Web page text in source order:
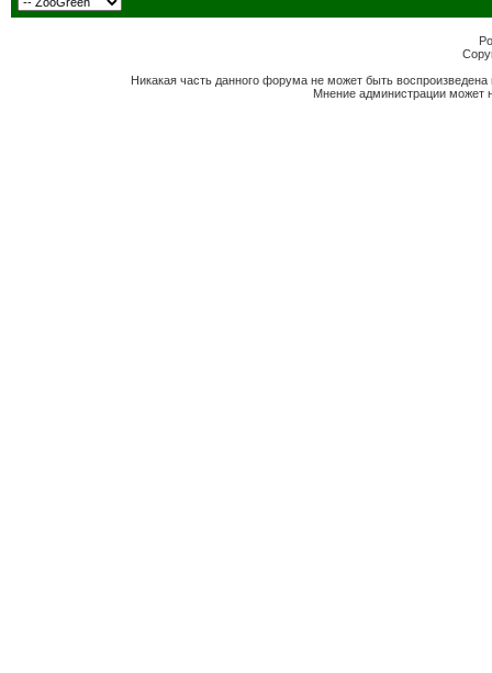
Никакая часть данного форума не может быть
Мнение администрации может